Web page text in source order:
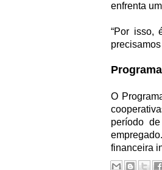
enfrenta
“Por isso,
O
período
financeira